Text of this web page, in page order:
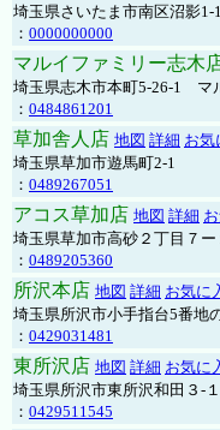
埼玉県さいたま市南区沼影
： 0000000000
マルイファミリー志木
埼玉県志木市本町5-26-1 マ
： 0484861201
草加舎人店 地図 詳細 お気
埼玉県草加市遊馬町2-1
： 0489267051
アコス草加店 地図 詳細
埼玉県草加市高砂２丁目７
： 0489205360
所沢本店 地図 詳細 お気に
埼玉県所沢市小手指台5番地
： 0429031481
東所沢店 地図 詳細 お気に
埼玉県所沢市東所沢和田３-
： 0429511545